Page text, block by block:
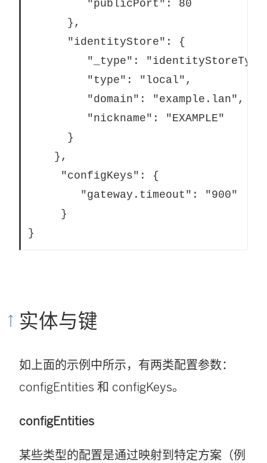
         "publicPort": 80
      },
      "identityStore": {
"_type":
         "type": "local",
         "domain": "example.lan",
         "nickname": "EXAMPLE"
      }
    },
     "configKeys": {
        "gateway.timeout": "900"
     }
}
实体与键
如上面的示例中所示，有两类配置参数：
configEntities 和 configKeys。
configEntities
某些类型的配置是通过映射到特定方案（例